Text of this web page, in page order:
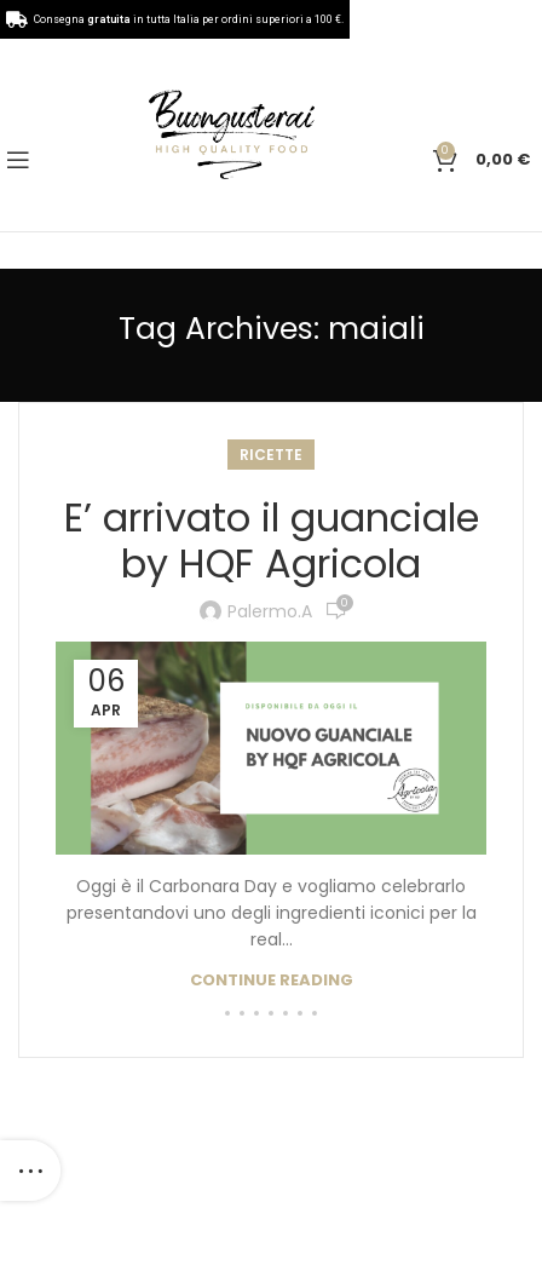
0 0,00 €
Tag Archives: maiali
RICETTE
E’ arrivato il guanciale
by HQF Agricola
Palermo.a 0
06
APR
Oggi è il Carbonara Day e vogliamo celebrarlo
presentandovi uno degli ingredienti iconici per la
real...
CONTINUE READING
Consegna gratuita in tutta Italia per ordini superiori a 100 €.